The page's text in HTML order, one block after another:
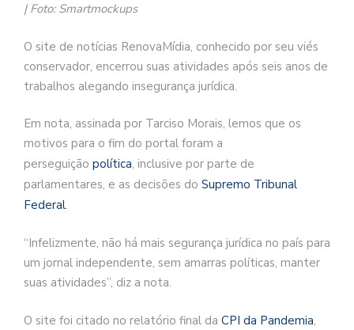
| Foto: Smartmockups
O site de notícias RenovaMídia, conhecido por seu viés
conservador, encerrou suas atividades após seis anos de
trabalhos alegando insegurança jurídica.
Em nota, assinada por Tarciso Morais, lemos que os
motivos para o fim do portal foram a
perseguição política, inclusive por parte de
parlamentares, e as decisões do Supremo Tribunal
Federal.
“Infelizmente, não há mais segurança jurídica no país para
um jornal independente, sem amarras políticas, manter
suas atividades”, diz a nota.
O site foi citado no relatório final da CPI da Pandemia,